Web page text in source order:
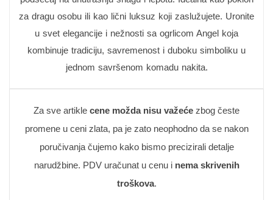
za dragu osobu ili kao lični luksuz koji zaslužujete. Uronite
u svet elegancije i nežnosti sa ogrlicom Angel koja
kombinuje tradiciju, savremenost i duboku simboliku u
jednom savršenom komadu nakita.
Za sve artikle cene možda nisu važeće zbog česte
promene u ceni zlata, pa je zato neophodno da se nakon
poručivanja čujemo kako bismo precizirali detalje
narudžbine. PDV uračunat u cenu i nema skrivenih
troškova.